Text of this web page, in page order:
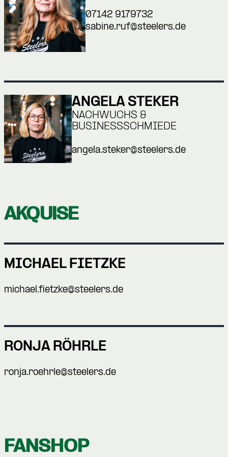
07142 9179732
sabine.ruf@steelers.de
ANGELA STEKER
NACHWUCHS &
BUSINESSSCHMIEDE
angela.steker@steelers.de
AKQUISE
MICHAEL FIETZKE
michael.fietzke@steelers.de
RONJA RÖHRLE
ronja.roehrle@steelers.de
FANSHOP